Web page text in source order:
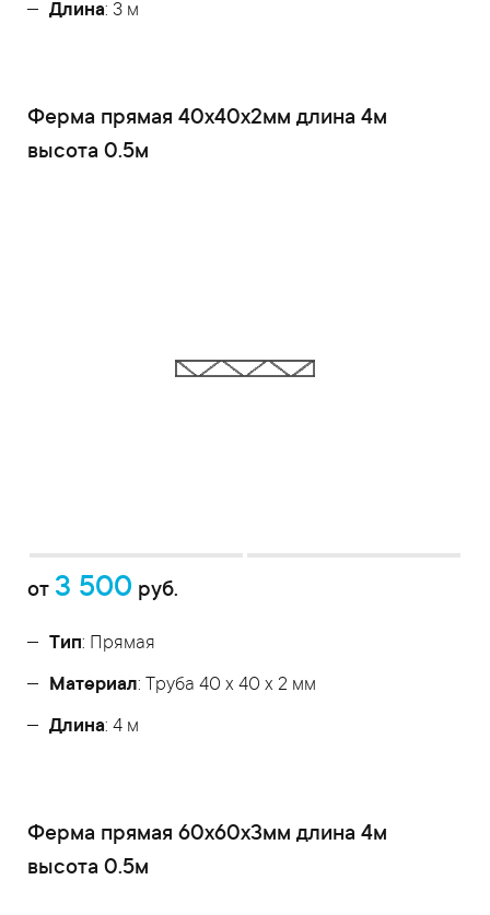
Длина: 3 м
Ферма прямая 40x40x2мм длина 4м
высота 0.5м
от 3 500 руб.
Тип: Прямая
Материал: Труба 40 x 40 x 2 мм
Длина: 4 м
Ферма прямая 60x60x3мм длина 4м
высота 0.5м